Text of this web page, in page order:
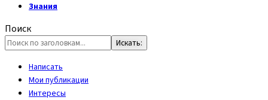
Знания
Поиск
Написать
Мои публикации
Интересы